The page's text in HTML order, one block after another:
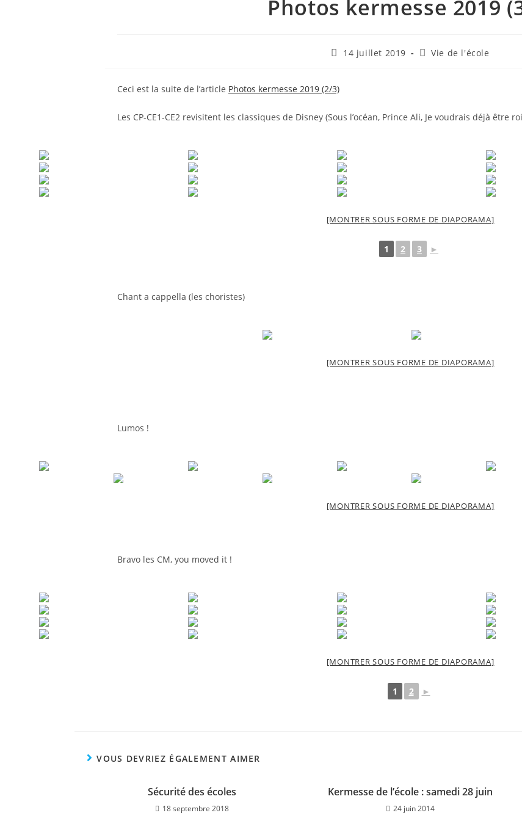
Photos kermesse 2019
Publication
14 juillet 2019
PostVie de l'école
Ceci est la suite de l’article Photos kermesse 2019 (2/3)
Les CP-CE1-CE2 revisitent les classiques de Disney (Sous l’océan, Prince Ali, Je voudrais déjà être
[MONTRER SOUS FORME DE DIAPORAMA]
1 2 3 ►
Chant a cappella (les choristes)
[MONTRER SOUS FORME DE DIAPORAMA]
Lumos !
[MONTRER SOUS FORME DE DIAPORAMA]
Bravo les CM, you moved it !
[MONTRER SOUS FORME DE DIAPORAMA]
1 2 ►
VOUS DEVRIEZ ÉGALEMENT AIMER
Sécurité des écoles
18 septembre 2018
Kermesse de l’école : samedi 28 juin
24 juin 2014